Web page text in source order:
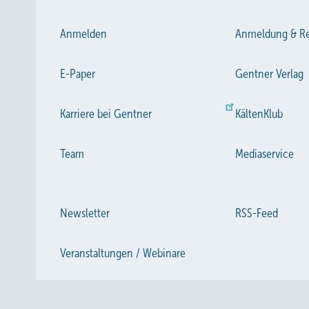
Anmelden Anmeldung &
E-Paper Gentner Verlag
Karriere bei Gentner KältenKlub
Team Mediaservice
Newsletter RSS-Feed
Veranstaltungen / Webinare